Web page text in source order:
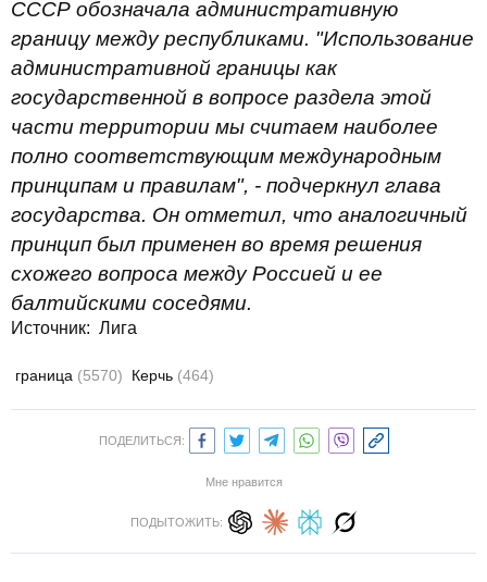
СССР обозначала административную
границу между республиками. "Использование
административной границы как
государственной в вопросе раздела этой
части территории мы считаем наиболее
полно соответствующим международным
принципам и правилам", - подчеркнул глава
государства. Он отметил, что аналогичный
принцип был применен во время решения
схожего вопроса между Россией и ее
балтийскими соседями.
Источник: Лига
граница (5570) Керчь (464)
ПОДЕЛИТЬСЯ:
Мне нравится
ПОДЫТОЖИТЬ: